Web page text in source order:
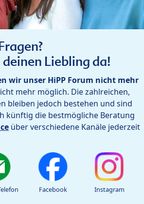
Liebling da!
wir unser HiPP Forum nicht mehr
mehr möglich. Die zahlreichen,
bleiben jedoch bestehen und sind
künftig die bestmögliche Beratung
über verschiedene Kanäle jederzeit
Facebook Instagram